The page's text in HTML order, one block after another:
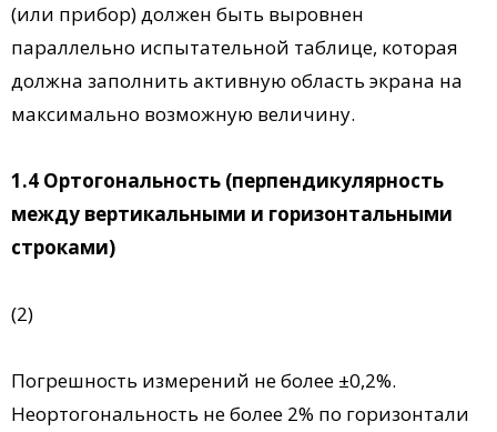
(или прибор) должен быть выровнен
параллельно испытательной таблице, которая
должна заполнить активную область экрана на
максимально возможную величину.
1.4 Ортогональность (перпендикулярность
между вертикальными и горизонтальными
строками)
(2)
Погрешность измерений не более ±0,2%.
Неортогональность не более 2% по горизонтали